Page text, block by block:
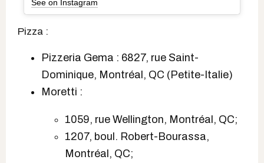
See on Instagram
Pizza :
Pizzeria Gema : 6827, rue Saint-
Dominique, Montréal, QC (Petite-Italie)
Moretti :
1059, rue Wellington, Montréal, QC;
1207, boul. Robert-Bourassa,
Montréal, QC;